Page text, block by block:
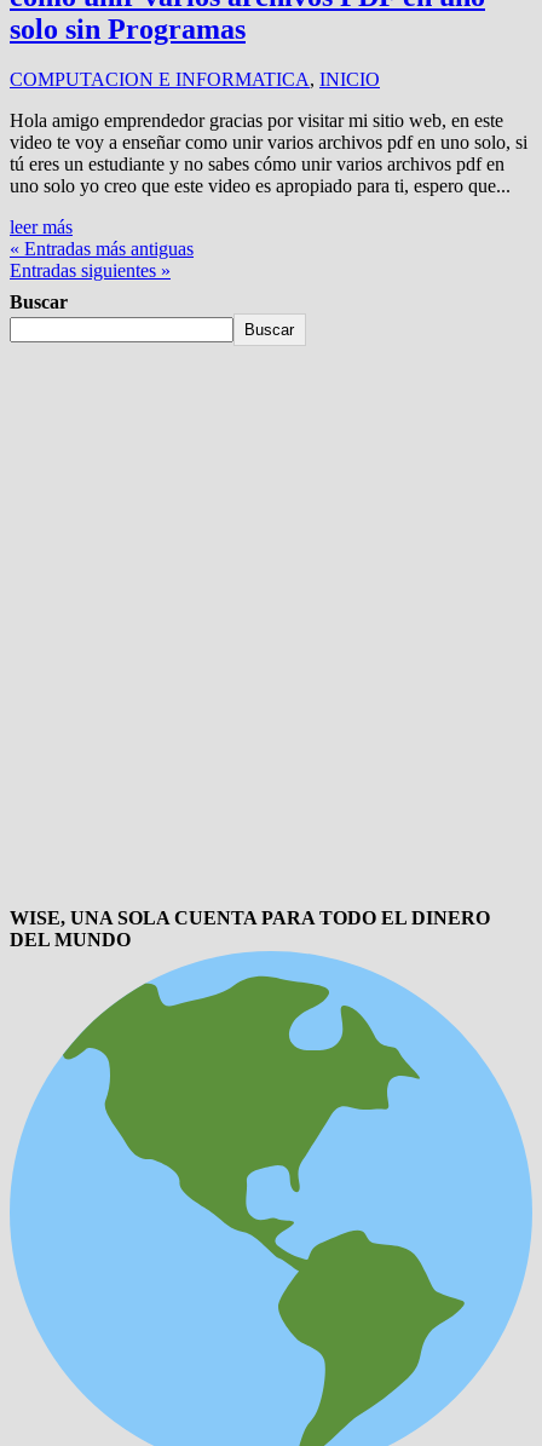
solo sin Programas
COMPUTACION E INFORMATICA, INICIO
Hola amigo emprendedor gracias por visitar mi sitio web, en este
video te voy a enseñar como unir varios archivos pdf en uno solo, si
tú eres un estudiante y no sabes cómo unir varios archivos pdf en
uno solo yo creo que este video es apropiado para ti, espero que...
leer más
« Entradas más antiguas
Entradas siguientes »
Buscar
Buscar
WISE, UNA SOLA CUENTA PARA TODO EL DINERO
DEL MUNDO